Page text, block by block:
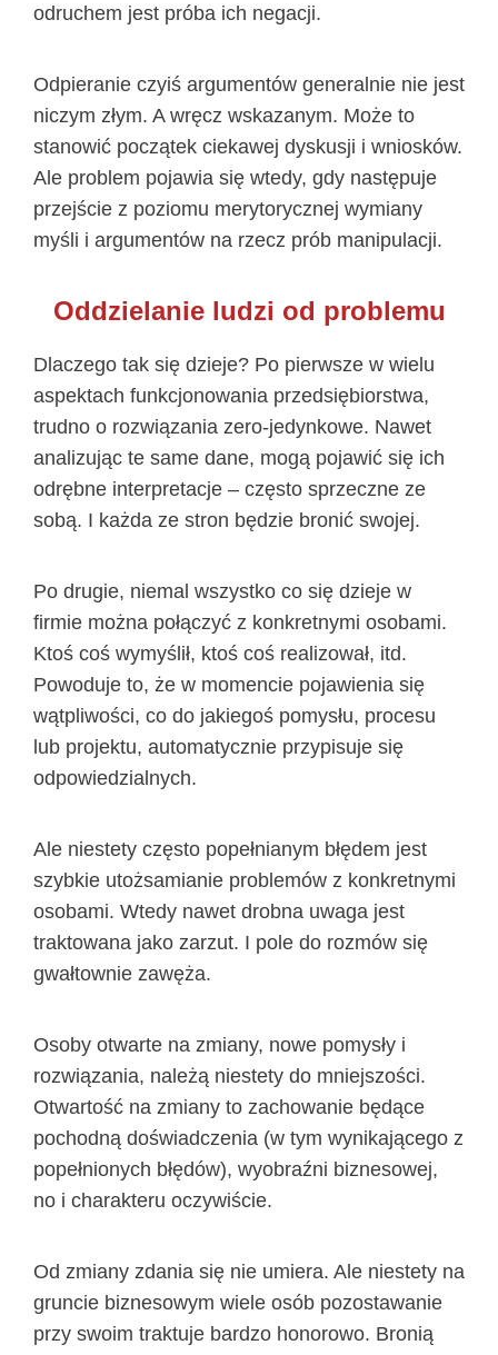
odruchem jest próba ich negacji.
Odpieranie czyiś argumentów generalnie nie jest
niczym złym. A wręcz wskazanym. Może to
stanowić początek ciekawej dyskusji i wniosków.
Ale problem pojawia się wtedy, gdy następuje
przejście z poziomu merytorycznej wymiany
myśli i argumentów na rzecz prób manipulacji.
Oddzielanie ludzi od problemu
Dlaczego tak się dzieje? Po pierwsze w wielu
aspektach funkcjonowania przedsiębiorstwa,
trudno o rozwiązania zero-jedynkowe. Nawet
analizując te same dane, mogą pojawić się ich
odrębne interpretacje – często sprzeczne ze
sobą. I każda ze stron będzie bronić swojej.
Po drugie, niemal wszystko co się dzieje w
firmie można połączyć z konkretnymi osobami.
Ktoś coś wymyślił, ktoś coś realizował, itd.
Powoduje to, że w momencie pojawienia się
wątpliwości, co do jakiegoś pomysłu, procesu
lub projektu, automatycznie przypisuje się
odpowiedzialnych.
Ale niestety często popełnianym błędem jest
szybkie utożsamianie problemów z konkretnymi
osobami. Wtedy nawet drobna uwaga jest
traktowana jako zarzut. I pole do rozmów się
gwałtownie zawęża.
Osoby otwarte na zmiany, nowe pomysły i
rozwiązania, należą niestety do mniejszości.
Otwartość na zmiany to zachowanie będące
pochodną doświadczenia (w tym wynikającego z
popełnionych błędów), wyobraźni biznesowej,
no i charakteru oczywiście.
Od zmiany zdania się nie umiera. Ale niestety na
gruncie biznesowym wiele osób pozostawanie
przy swoim traktuje bardzo honorowo. Bronią